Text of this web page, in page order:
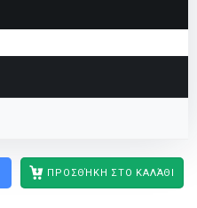
ΠΡΟΣΘΉΚΗ ΣΤΟ ΚΑΛΆΘΙ